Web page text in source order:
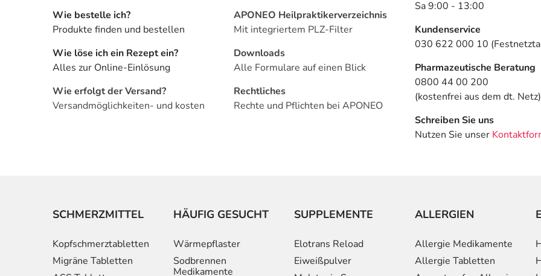
Wie bestelle ich?
Produkte finden und bestellen
Wie löse ich ein Rezept ein?
Alles zur Online-Einlösung
Wie erfolgt der Versand?
Versandmöglichkeiten- und kosten
APONEO Heilpraktikerverzeichnis
Mit integriertem PLZ-Filter
Downloads
Alle Formulare auf einen Blick
Rechtliches
Rechte und Pflichten bei APONEO
Sa 9:00 - 13:00
Kundenservice
030 622 000 10
Pharmazeutische Beratung
0800 44 00 200
(kostenfrei aus dem dt. Netz)
Schreiben Sie uns
Nutzen Sie unser
SCHMERZMITTEL
Kopfschmerztabletten
Migräne Tabletten
HÄUFIG GESUCHT
Wärmepflaster
Sodbrennen
Medikamente
SUPPLEMENTE
Elotrans Reload
Eiweißpulver
ALLERGIEN
Allergie Medikamente
Allergie Tabletten